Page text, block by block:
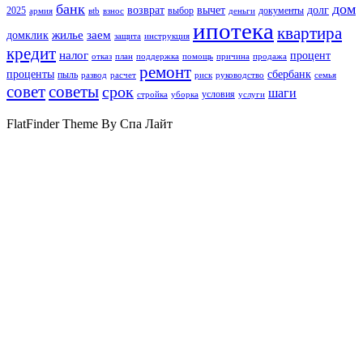
2025 армия банк вtb взнос возврат выбор вычет деньги документы долг дом
домклик жилье заем защита инструкция ипотекаквартира
кредит налог отказ план поддержка помощь причина продажа процент
проценты пыль развод расчет ремонт риск руководство сбербанк семья
советсоветысрок стройка уборка условия услуги шаги
FlatFinder Theme By Спа Лайт